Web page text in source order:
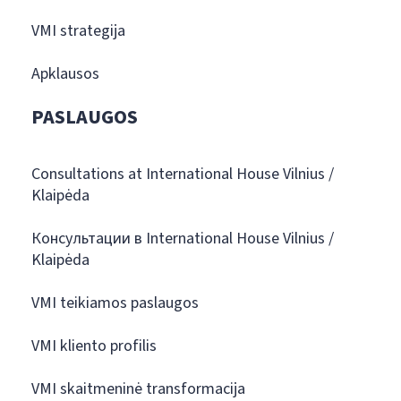
VMI strategija
Apklausos
PASLAUGOS
Consultations at International House Vilnius /
Klaipėda
Консультации в International House Vilnius /
Klaipėda
VMI teikiamos paslaugos
VMI kliento profilis
VMI skaitmeninė transformacija